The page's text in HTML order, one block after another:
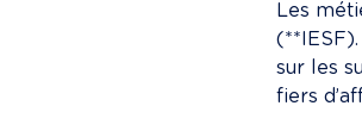
Les
sur les
fiers